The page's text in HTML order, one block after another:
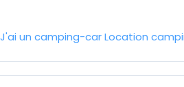
J'ai un camping-carLocation